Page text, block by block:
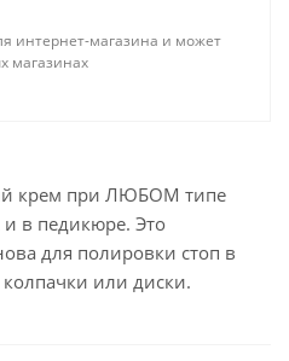
интернет-магазина и может
магазинах
крем при ЛЮБОМ типе
в педикюре. Это
для полировки стоп в
или диски.